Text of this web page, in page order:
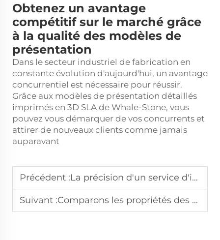
Obtenez un avantage
compétitif sur le marché grâce
à la qualité des modèles de
présentation
Dans le secteur industriel de fabrication en
constante évolution d'aujourd'hui, un avantage
concurrentiel est nécessaire pour réussir.
Grâce aux modèles de présentation détaillés
imprimés en 3D SLA de Whale-Stone, vous
pouvez vous démarquer de vos concurrents et
attirer de nouveaux clients comme jamais
auparavant
Précédent :La précision d'un service d'impression 3D SLA est-elle adaptée à vos besoins de test d'ajustement
Suivant :Comparons les propriétés des matériaux d'un service d'impression 3D SLS par rapport au moulage par injection